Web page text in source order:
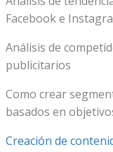
Facebook e
Análisis de
publicitarios
Como crear
basados en
Creación de